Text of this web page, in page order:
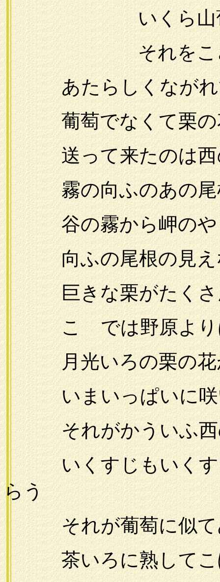
いくら山葡萄
それをこさえ
あたらしくながれて
葡萄でなくて栗の
送って来たのは西
霧の向ふのあの尾
谷の霧から岬のや
向ふの尾根の見え
巨きな栗がたくさ
こゝでは野原より
月光いろの栗の花
いまいっぱいに咲
それがかういふ西
いくすじもいくすじ
らう
それが葡萄に似て
茶いろに熟してこぼ